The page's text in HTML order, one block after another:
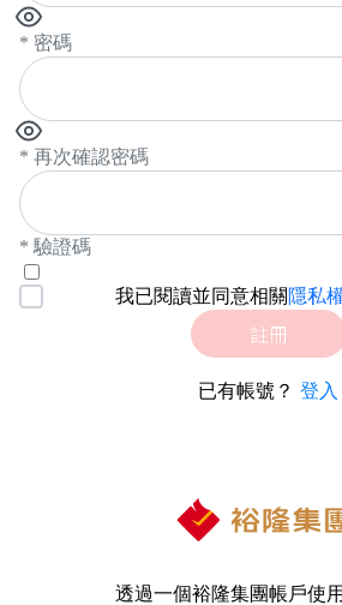
* 密碼
* 再次確認密碼
* 驗證碼
我已閱讀並同意相關 隱私
註冊
已有帳號？ 登入
透過一個裕隆集團帳戶使